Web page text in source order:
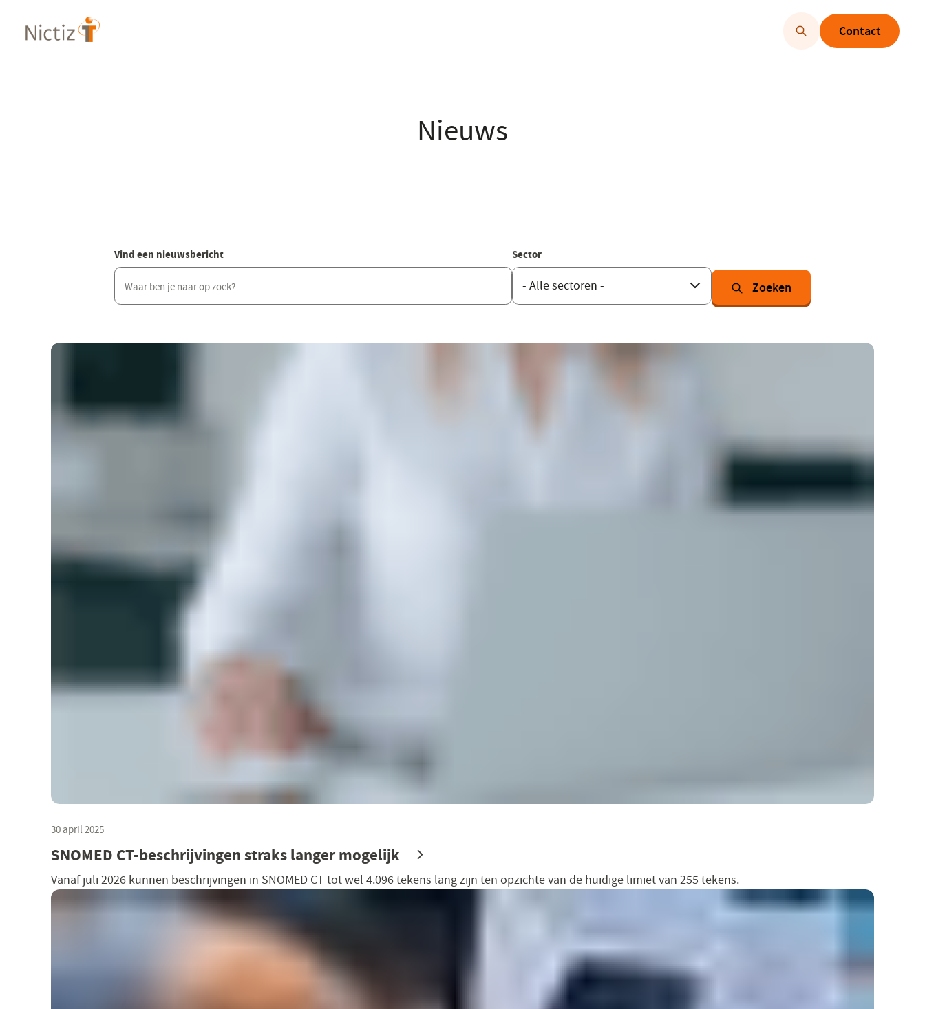
en
Contact
Nieuws
Vind een nieuwsbericht Sector
Zoeken
30 april 2025
SNOMED CT-beschrijvingen straks langer mogelijk
Vanaf juli 2026 kunnen beschrijvingen in SNOMED CT tot wel 4.096 tekens lang zijn ten opzichte van de huidige limiet van 255 tekens.